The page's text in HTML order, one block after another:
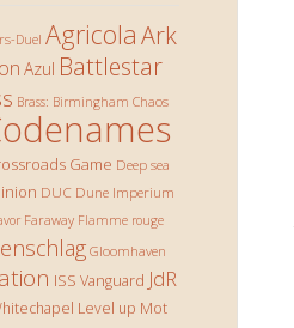
Duel AgricolaArk
Azul Battlestar
Brass: Birmingham Chaos
Game Deep sea
DUC Dune Imperium
Faraway Flamme rouge
Gloomhaven
ISS Vanguard JdR
Level up Mot